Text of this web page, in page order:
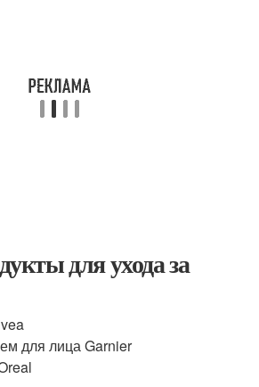
для ухода за
для лица Garnier